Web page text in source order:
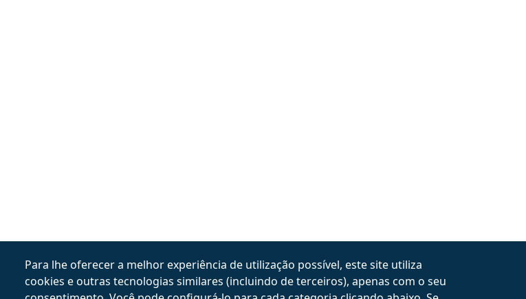
Para lhe oferecer a melhor experiência de utilização possível, este site utiliza
cookies e outras tecnologias similares (incluindo de terceiros), apenas com o seu
Claudia Del Priore - Designer de Jóias Authorized Rhino Trainer